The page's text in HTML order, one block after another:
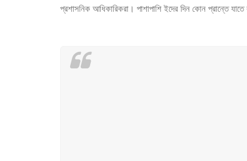
প্রশাসনিক আধিকারিকরা। পাশাপাশি ইদের দিন কোন প্রান্তে